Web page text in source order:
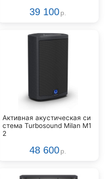
39 100 р.
Активная акустическая си
стема Turbosound Milan M1
2
48 600 р.